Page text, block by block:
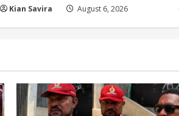
Kian Savira August 6, 2026